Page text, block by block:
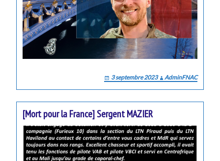
3 septembre 2023 AdminFNAC
[Mort pour la France] Sergent MAZIER